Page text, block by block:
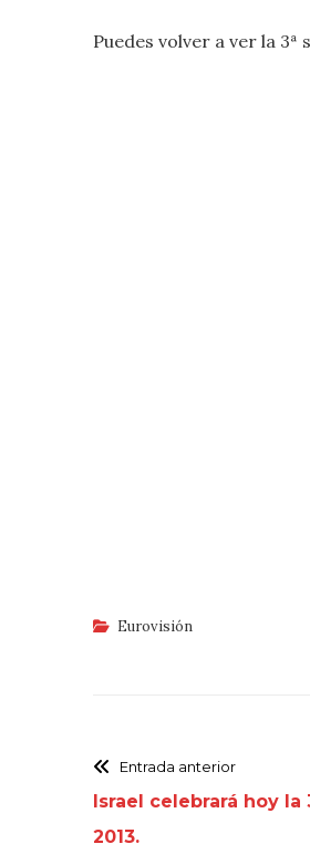
Puedes volver a ver la 3ª
Eurovisión
Entrada anterior
Israel celebrará hoy
2013.